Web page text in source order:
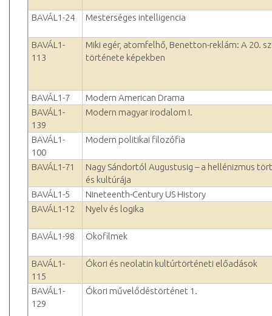
BAVÁL1-24 Mesterséges intelligencia
BAVÁL1-
113
Miki egér, atomfelhő, Benetton-reklám: A 20.
története képekben
BAVÁL1-7
Modern American Drama
BAVÁL1-
139
Modern magyar irodalom I.
BAVÁL1-
100
Modern politikai filozófia
BAVÁL1-71
Nagy Sándortól Augustusig – a hellénizmus
és kultúrája
BAVÁL1-5
Nineteenth-Century US History
BAVÁL1-12
Nyelv és logika
BAVÁL1-98 Ökofilmek
BAVÁL1-
115
Ókori és neolatin kultúrtörténeti előadások
BAVÁL1-
129
Ókori művelődéstörténet 1.